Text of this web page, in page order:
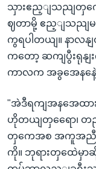
သှားဧည့ျသညျတှကေို
ဈတာမို့ ဧည့ျသညျမ
ကွရပါတယျ။ နာလန
ကတော့ ဆကျပွီးရုနျ
ကာလက အခွအေနနေဲ့
"အဲဒီရကျအနအေထား
ဟိုတယျတှရေော၊ တ
တှကေအစ အကူအညီတ
ကို။ ဘုရားတှထေဲမှာဆို